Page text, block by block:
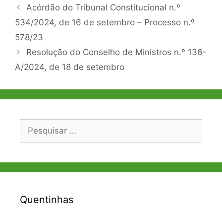
Navegação
de
Acórdão do Tribunal Constitucional n.º
534/2024, de 16 de setembro – Processo n.º
578/23
Resolução do Conselho de Ministros n.º 136-
A/2024, de 18 de setembro
Pesquisar
Quentinhas